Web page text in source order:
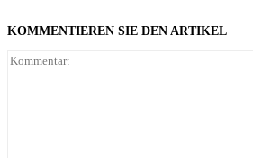
KOMMENTIEREN SIE DEN ARTIKEL